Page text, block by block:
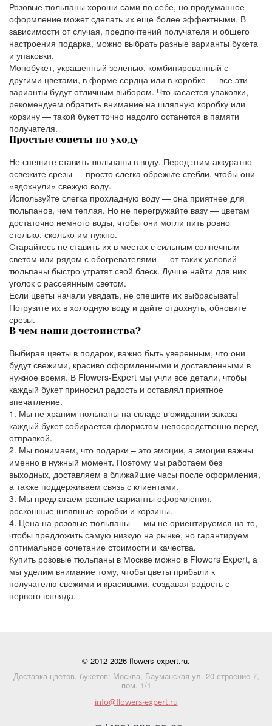
Розовые тюльпаны хороши сами по себе, но продуманное
оформление может сделать их еще более эффектными. В
зависимости от случая, предпочтений получателя и общего
настроения подарка, можно выбрать разные варианты букета
и упаковки.
Монобукет, украшенный зеленью, комбинированный с
другими цветами, в форме сердца или в коробке — все эти
варианты будут отличным выбором. Что касается упаковки,
рекомендуем обратить внимание на шляпную коробку или
корзину — такой букет точно надолго останется в памяти
получателя.
Простые советы по уходу
Не спешите ставить тюльпаны в воду. Перед этим аккуратно
освежите срезы — просто слегка обрежьте стебли, чтобы они
«вдохнули» свежую воду.
Используйте слегка прохладную воду — она приятнее для
тюльпанов, чем теплая. Но не перегружайте вазу — цветам
достаточно немного воды, чтобы они могли пить ровно
столько, сколько им нужно.
Старайтесь не ставить их в местах с сильным солнечным
светом или рядом с обогревателями — от таких условий
тюльпаны быстро утратят свой блеск. Лучше найти для них
уголок с рассеянным светом.
Если цветы начали увядать, не спешите их выбрасывать!
Погрузите их в холодную воду и дайте отдохнуть, обновите
срезы.
В чем наши достоинства?
Выбирая цветы в подарок, важно быть уверенным, что они
будут свежими, красиво оформленными и доставленными в
нужное время. В Flowers-Expert мы учли все детали, чтобы
каждый букет приносил радость и оставлял приятное
впечатление.
Мы не храним тюльпаны на складе в ожидании заказа –
каждый букет собирается флористом непосредственно перед
отправкой.
Мы понимаем, что подарки – это эмоции, а эмоции важны
именно в нужный момент. Поэтому мы работаем без
выходных, доставляем в ближайшие часы после оформления,
а также поддерживаем связь с клиентами.
Мы предлагаем разные варианты оформления,
роскошные шляпные коробки и корзины.
Цена на розовые тюльпаны — мы не ориентируемся на то,
чтобы предложить самую низкую на рынке, но гарантируем
оптимальное сочетание стоимости и качества.
Купить розовые тюльпаны в Москве можно в Flowers Expert, а
мы уделим внимание тому, чтобы цветы прибыли к
получателю свежими и красивыми, создавая радость с
первого взгляда.
© 2012-2026 flowers-expert.ru.
Доставка цветов, букетов: Москва, Бауманская ул. 20 строение 7,
пом. 1/1
info@flowers-expert.ru